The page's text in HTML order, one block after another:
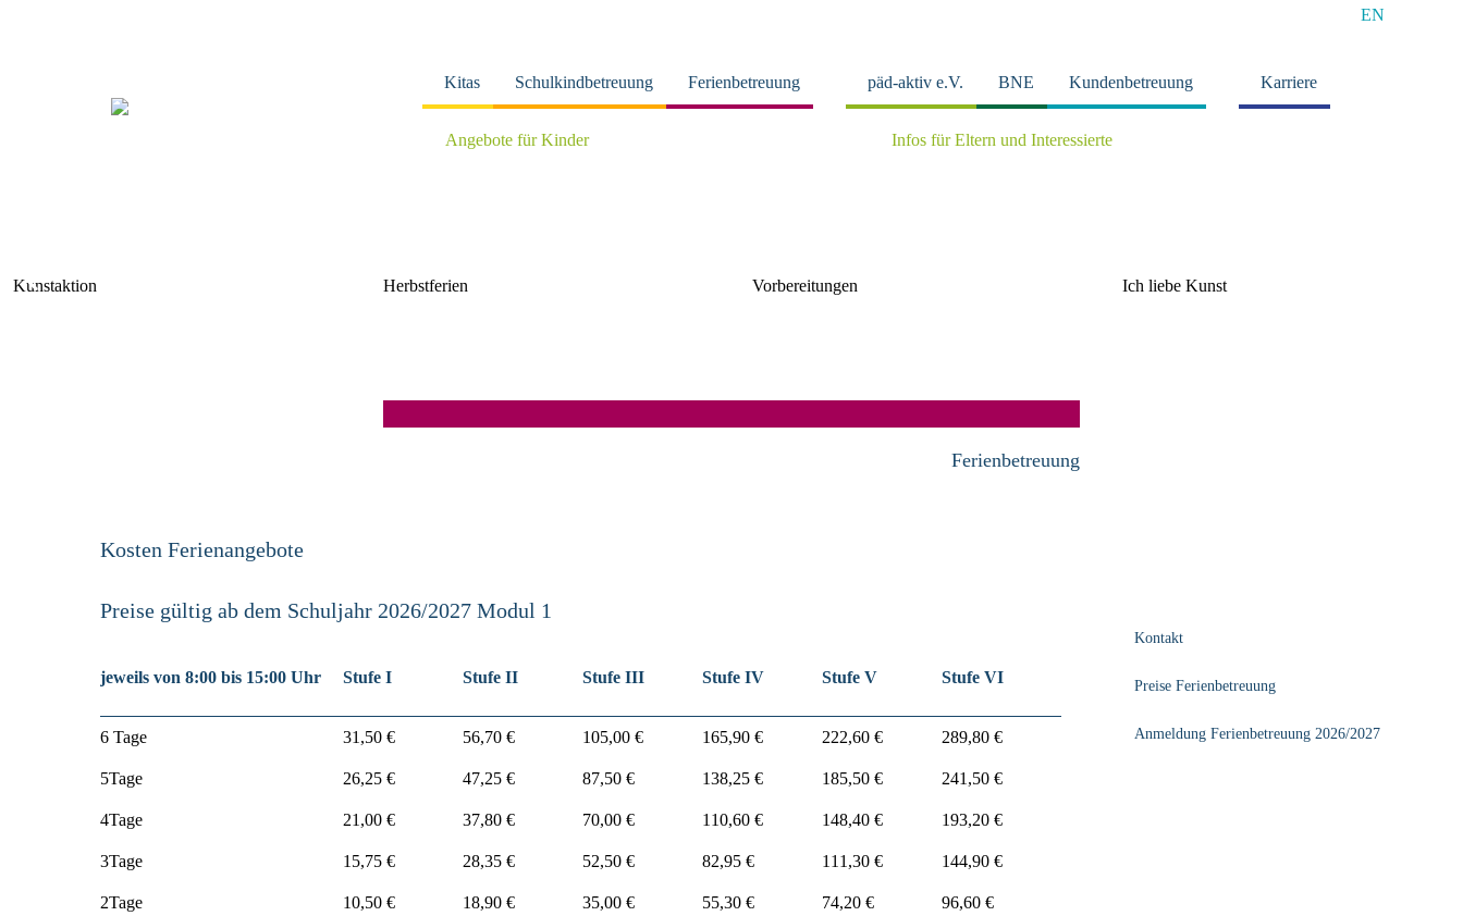
EN
Kitas Schulkindbetreuung Ferienbetreuung päd-aktiv e.V. BNE Kundenbetreuung Karriere
Angebote für Kinder Infos für Eltern und Interessierte
Kunstaktion Herbstferien Vorbereitungen Ich liebe Kunst
Ferienbetreuung
Kosten Ferienangebote
Preise gültig ab dem Schuljahr 2026/2027 Modul 1
jeweils von 8:00 bis 15:00 Uhr Stufe I Stufe II Stufe III Stufe IV Stufe V Stufe VI
6 Tage 31,50 € 56,70 € 105,00 € 165,90 € 222,60 € 289,80 €
5Tage 26,25 € 47,25 € 87,50 € 138,25 € 185,50 € 241,50 €
4Tage 21,00 € 37,80 € 70,00 € 110,60 € 148,40 € 193,20 €
3Tage 15,75 € 28,35 € 52,50 € 82,95 € 111,30 € 144,90 €
2Tage 10,50 € 18,90 € 35,00 € 55,30 € 74,20 € 96,60 €
Kontakt
Preise Ferienbetreuung
Anmeldung Ferienbetreuung 2026/2027